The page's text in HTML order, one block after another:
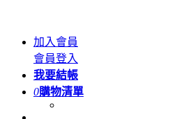
加入會員
會員登入
我要結帳
0購物清單